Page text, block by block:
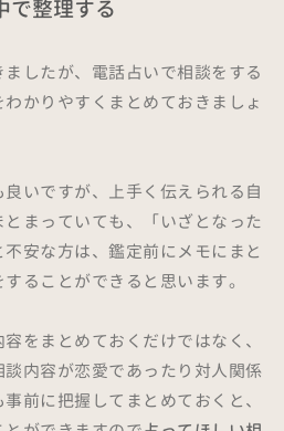
で整理する
したが、電話占いで相談をする
かりやすくまとめておきましょ
いですが、上手く伝えられる自
まっていても、「いざとなった
安な方は、鑑定前にメモにまと
ることができると思います。
をまとめておくだけではなく、
内容が恋愛であったり対人関係
前に把握してまとめておくと、